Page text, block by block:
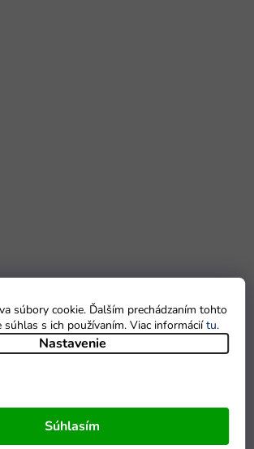
súbory cookie. Ďalším prechádzaním tohto
súhlas s ich používaním. Viac informáciítu.
Nastavenie
Súhlasím